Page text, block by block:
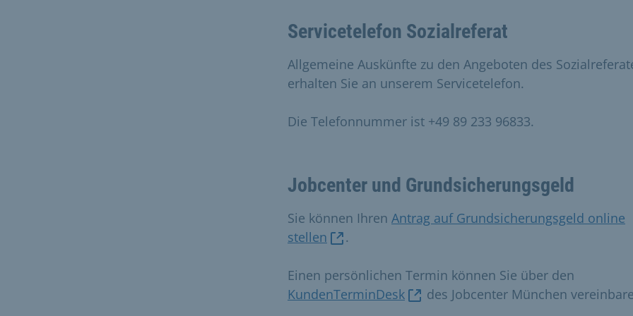
Servicetelefon Sozialreferat
Allgemeine Auskünfte zu den Angeboten des
erhalten Sie an unserem Servicetelefon.
Die Telefonnummer ist +49 89 233 96833.
Jobcenter und Grundsicherungsgeld
Sie können Ihren Antrag auf Grundsicherungsgeld online
stellen
.
Einen persönlichen Termin können Sie über den
KundenTerminDesk
des Jobcenter München